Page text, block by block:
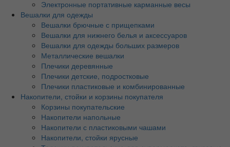
Электронные портативные карманные весы
Вешалки для одежды
Вешалки брючные с прищепками
Вешалки для нижнего белья и аксессуаров
Вешалки для одежды больших размеров
Металлические вешалки
Плечики деревянные
Плечики детские, подростковые
Плечики пластиковые и комбинированные
Накопители, стойки и корзины покупателя
Корзины покупательские
Накопители напольные
Накопители с пластиковыми чашами
Накопители, стойки ярусные